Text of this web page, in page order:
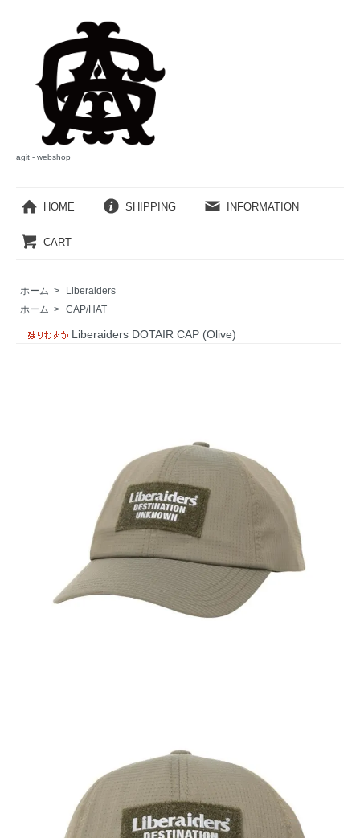
agit - webshop
HOME SHIPPING INFORMATION
CART
ホーム >
Liberaiders
ホーム > CAP/HAT
Liberaiders DOTAIR CAP (Olive)